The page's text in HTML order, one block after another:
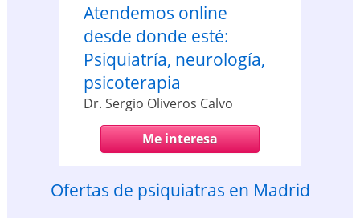
Atendemos online
desde donde esté:
Psiquiatría, neurología,
psicoterapia
Dr. Sergio Oliveros Calvo
Me interesa
Ofertas de psiquiatras en Madrid